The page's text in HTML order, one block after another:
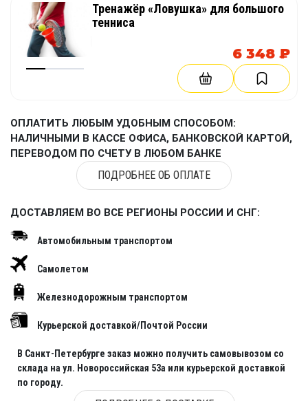
Тренажёр «Ловушка» для большого
тенниса
6 348 ₽
ОПЛАТИТЬ ЛЮБЫМ УДОБНЫМ СПОСОБОМ:
НАЛИЧНЫМИ В КАССЕ ОФИСА, БАНКОВСКОЙ КАРТОЙ,
ПЕРЕВОДОМ ПО СЧЕТУ В ЛЮБОМ БАНКЕ
ПОДРОБНЕЕ ОБ ОПЛАТЕ
ДОСТАВЛЯЕМ ВО ВСЕ РЕГИОНЫ РОССИИ И СНГ:
Автомобильным транспортом
Самолетом
Железнодорожным транспортом
Курьерской доставкой/Почтой России
В Санкт-Петербурге заказ можно получить самовывозом со
склада на ул. Новороссийская 53а или курьерской доставкой
по городу.